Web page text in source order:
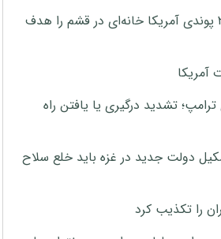
نیویورک‌تایمز: بمب ۲۰۰۰ پوندی آمریکا خانه‌ای در قشم را هدف
آمریکا
تشدید درگیری یا یافتن راه
دولت جدید در غزه باید خلع سلاح
را تکذیب کرد